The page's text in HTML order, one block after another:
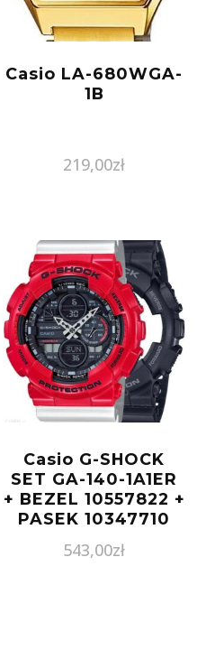
Casio LA-680WGA-
1B
219,00zł
Casio G-SHOCK
SET GA-140-1A1ER
+ BEZEL 10557822 +
PASEK 10347710
543,00zł